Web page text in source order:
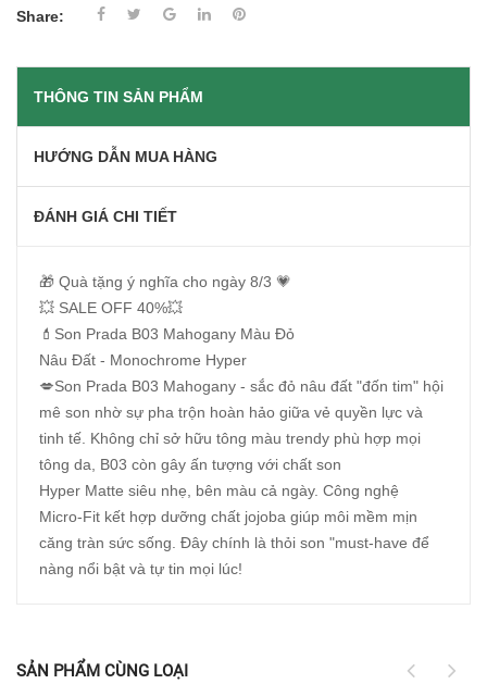
Share:
THÔNG TIN SẢN PHẨM
HƯỚNG DẪN MUA HÀNG
ĐÁNH GIÁ CHI TIẾT
🎁 Quà tặng ý nghĩa cho ngày 8/3 💗
💥 SALE OFF 40%💥
💄Son Prada B03 Mahogany Màu Đỏ
Nâu Đất - Monochrome Hyper
💋Son Prada B03 Mahogany - sắc đỏ nâu đất "đốn tim" hội
mê son nhờ sự pha trộn hoàn hảo giữa vẻ quyền lực và
tinh tế. Không chỉ sở hữu tông màu trendy phù hợp mọi
tông da, B03 còn gây ấn tượng với chất son
Hyper Matte siêu nhẹ, bên màu cả ngày. Công nghệ
Micro-Fit kết hợp dưỡng chất jojoba giúp môi mềm mịn
căng tràn sức sống. Đây chính là thỏi son "must-have để
nàng nổi bật và tự tin mọi lúc!
SẢN PHẨM CÙNG LOẠI